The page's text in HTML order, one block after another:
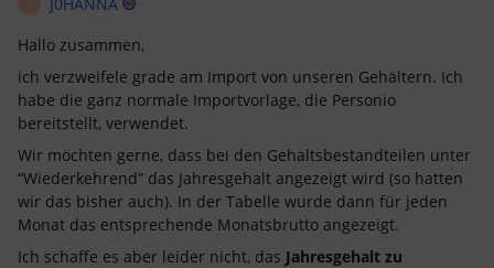
Hallo zusammen,
ich verzweifele grade am Import von unseren Gehältern. Ich
habe die ganz normale Importvorlage, die Personio
bereitstellt, verwendet.
Wir möchten gerne, dass bei den Gehaltsbestandteilen unter
“Wiederkehrend” das Jahresgehalt angezeigt wird (so hatten
wir das bisher auch). In der Tabelle wurde dann für jeden
Monat das entsprechende Monatsbrutto angezeigt.
Ich schaffe es aber leider nicht, das Jahresgehalt zu